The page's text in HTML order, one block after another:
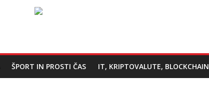
ŠPORT IN PROSTI ČAS IT, KRIPTOVALUTE, BLOCKCHAIN